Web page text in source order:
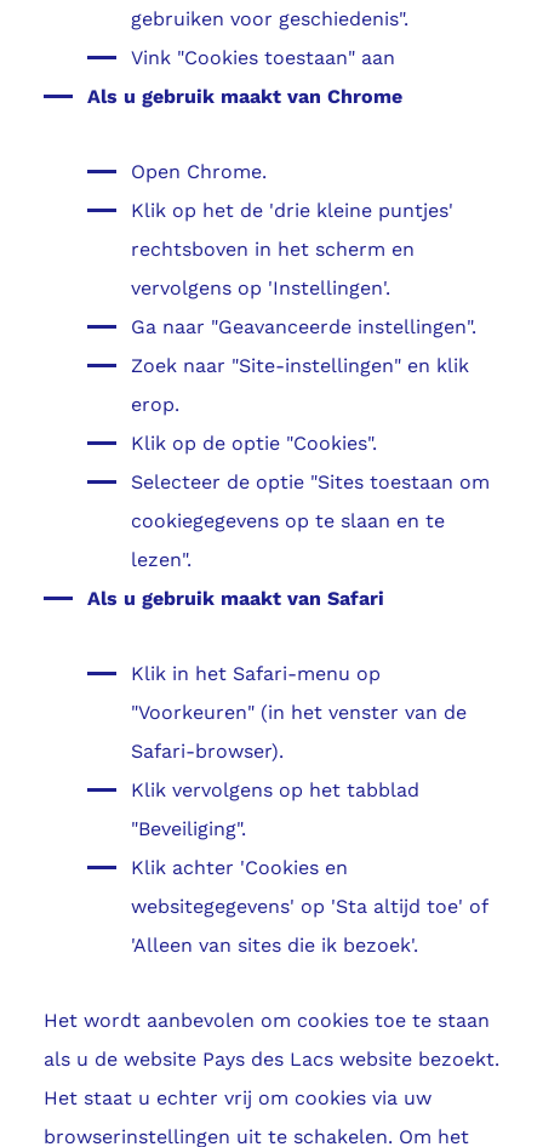
gebruiken voor geschiedenis".
Vink "Cookies toestaan" aan
Als u gebruik maakt van Chrome
Open Chrome.
Klik op het de 'drie kleine puntjes'
rechtsboven in het scherm en
vervolgens op 'Instellingen'.
Ga naar "Geavanceerde instellingen".
Zoek naar "Site-instellingen" en klik
erop.
Klik op de optie "Cookies".
Selecteer de optie "Sites toestaan om
cookiegegevens op te slaan en te
lezen".
Als u gebruik maakt van Safari
Klik in het Safari-menu op
"Voorkeuren" (in het venster van de
Safari-browser).
Klik vervolgens op het tabblad
"Beveiliging".
Klik achter 'Cookies en
websitegegevens' op 'Sta altijd toe' of
'Alleen van sites die ik bezoek'.
Het wordt aanbevolen om cookies toe te staan
als u de website Pays des Lacs website bezoekt.
Het staat u echter vrij om cookies via uw
browserinstellingen uit te schakelen. Om het